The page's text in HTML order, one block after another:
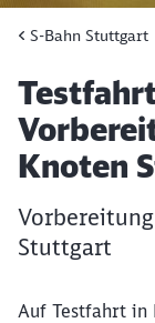
S-Bahn Stuttgart
Artikel:
Knoten
Stuttgart
Auf Testfahrt in